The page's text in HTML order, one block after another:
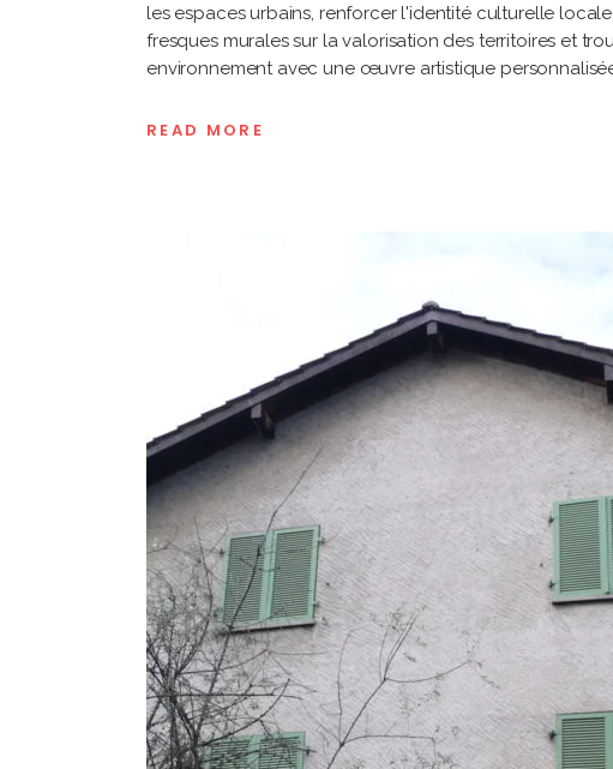
les espaces urbains, renforcer l'identité culturelle
fresques murales sur la valorisation des territoires et
environnement avec une œuvre artistique
READ MORE